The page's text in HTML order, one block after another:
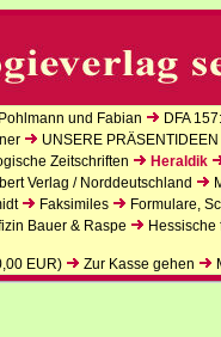
und Fabian
DFA
UNSERE PRÄSENTIDEEN
Zeitschriften Heraldik
Verlag / Norddeutschland
Faksimiles
Formulare,
Bauer & Raspe
EUR) Zur Kasse gehen